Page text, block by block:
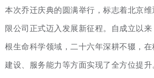
本次乔迁庆典的圆满举行，标志着北京
限公司正式迈入发展新征程。自成立以
根生命科学领域，二十六年深耕不辍，在
建设、服务能力等方面实现了全方位提